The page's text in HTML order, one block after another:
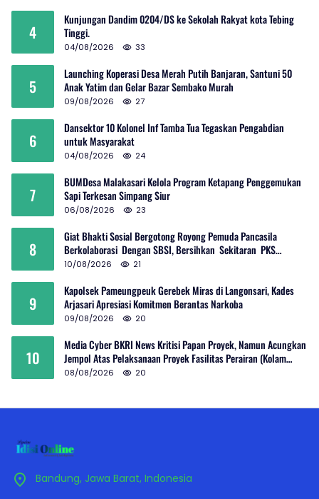
4
Kunjungan Dandim 0204/DS ke Sekolah Rakyat kota Tebing
Tinggi.
04/08/2026 33
5
Launching Koperasi Desa Merah Putih Banjaran, Santuni 50
Anak Yatim dan Gelar Bazar Sembako Murah
09/08/2026 27
6
Dansektor 10 Kolonel Inf Tamba Tua Tegaskan Pengabdian
untuk Masyarakat
04/08/2026 24
7
BUMDesa Malakasari Kelola Program Ketapang Penggemukan
Sapi Terkesan Simpang Siur
06/08/2026 23
8
Giat Bhakti Sosial Bergotong Royong Pemuda Pancasila
Berkolaborasi Dengan SBSI, Bersihkan Sekitaran PKS
Rambutan Dan Jalan Umum
10/08/2026 21
9
Kapolsek Pameungpeuk Gerebek Miras di Langonsari, Kades
Arjasari Apresiasi Komitmen Berantas Narkoba
09/08/2026 20
10
Media Cyber BKRI News Kritisi Papan Proyek, Namun Acungkan
Jempol Atas Pelaksanaan Proyek Fasilitas Perairan (Kolam
Labuh) PP Jayanti
08/08/2026 20
Bandung, Jawa Barat, Indonesia